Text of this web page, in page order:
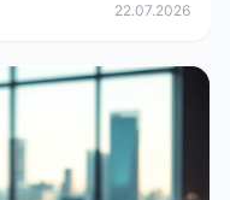
22.07.2026